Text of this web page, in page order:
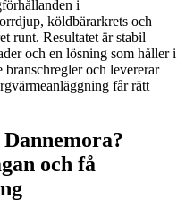
i
köldbärarkrets och
runt. Resultatet är stabil
och en lösning som håller i
och levererar
får rätt
och få